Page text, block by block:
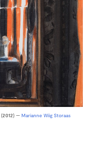
(2012) — Marianne Wiig Storaas